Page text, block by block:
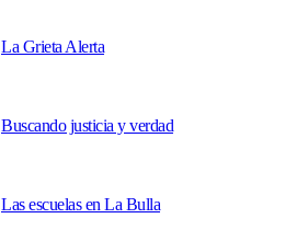
La Grieta Alerta
Buscando justicia y verdad
Las escuelas en La Bulla